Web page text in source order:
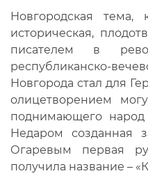
Новгородская тема,
историческая,
писателем в
республиканско-
Новгорода стал для
олицетворением
поднимающего
Недаром созданная
Огаревым первая
получила название –